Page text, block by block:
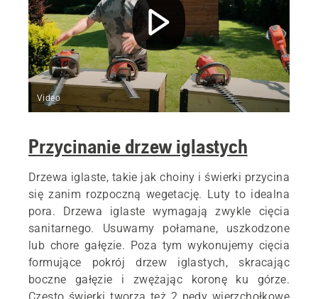
Video
Przycinanie drzew iglastych
Drzewa iglaste, takie jak choiny i świerki przycina
się zanim rozpoczną wegetację. Luty to idealna
pora. Drzewa iglaste wymagają zwykle cięcia
sanitarnego. Usuwamy połamane, uszkodzone
lub chore gałęzie. Poza tym wykonujemy cięcia
formujące pokrój drzew iglastych, skracając
boczne gałęzie i zwężając koronę ku górze.